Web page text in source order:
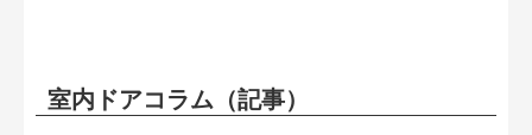
室内ドアコラム（記事）